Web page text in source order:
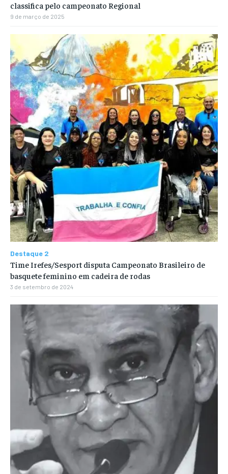
classifica pelo campeonato Regional
9 de março de 2025
Destaque 2
Time Irefes/Sesport disputa Campeonato Brasileiro de
basquete feminino em cadeira de rodas
3 de setembro de 2024